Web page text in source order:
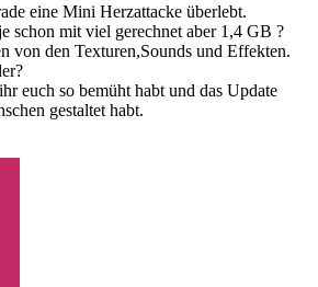
eine Mini Herzattacke überlebt.
schon mit viel gerechnet aber 1,4 GB ?
von den Texturen,Sounds und Effekten.
euch so bemüht habt und das Update
gestaltet habt.